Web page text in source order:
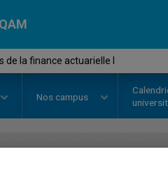
la finance actuarielle I
Nos campus